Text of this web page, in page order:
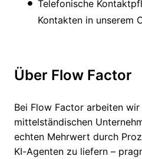
Telefonische
Kontakten in unserem
Über Flow Factor
Bei Flow Factor arbeiten
mittelständischen
echten Mehrwert durch
KI-Agenten zu liefern –